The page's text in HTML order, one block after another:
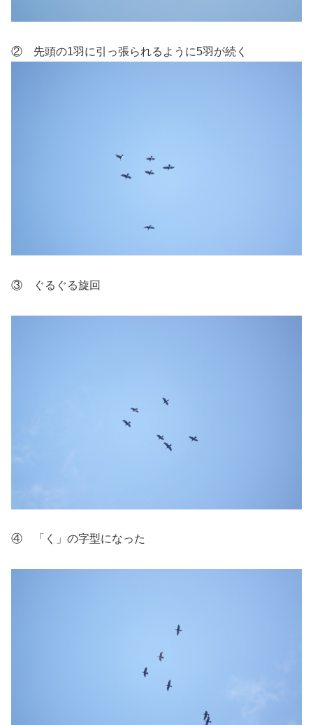
② 先頭の1羽に引っ張られるように5羽が続く
③ ぐるぐる旋回
④ 「く」の字型になった